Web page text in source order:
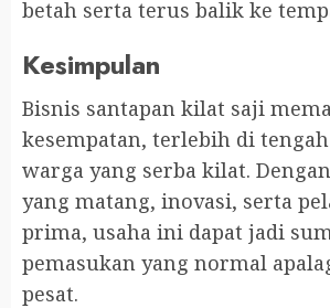
betah serta terus balik ke
Kesimpulan
Bisnis santapan kilat saji
kesempatan, terlebih di
warga yang serba kilat.
yang matang, inovasi, serta
prima, usaha ini dapat jadi
pemasukan yang normal
pesat.